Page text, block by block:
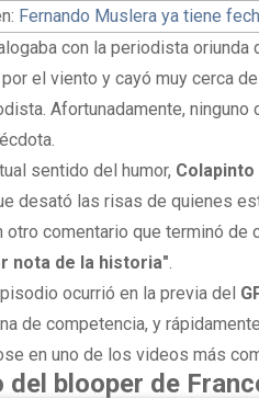
Fernando Muslera ya tiene
con la periodista oriunda
el viento y cayó muy cerca
Afortunadamente,
sentido del humor, Colapinto
desató las risas de quienes
otro comentario que terminó
nota de la historia".
ocurrió en la previa del
de competencia, y
en uno de los videos más
del blooper de